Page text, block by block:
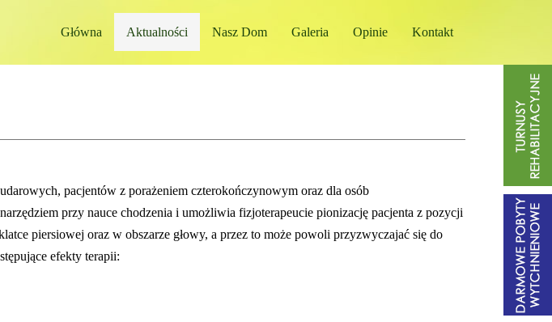
Główna Aktualności Nasz Dom Galeria Opinie Kontakt
pacjentów z porażeniem czterokończynowym oraz dla osób
przy nauce chodzenia i umożliwia fizjoterapeucie pionizację pacjenta z pozycji
piersiowej oraz w obszarze głowy, a przez to może powoli przyzwyczajać się do
efekty terapii: